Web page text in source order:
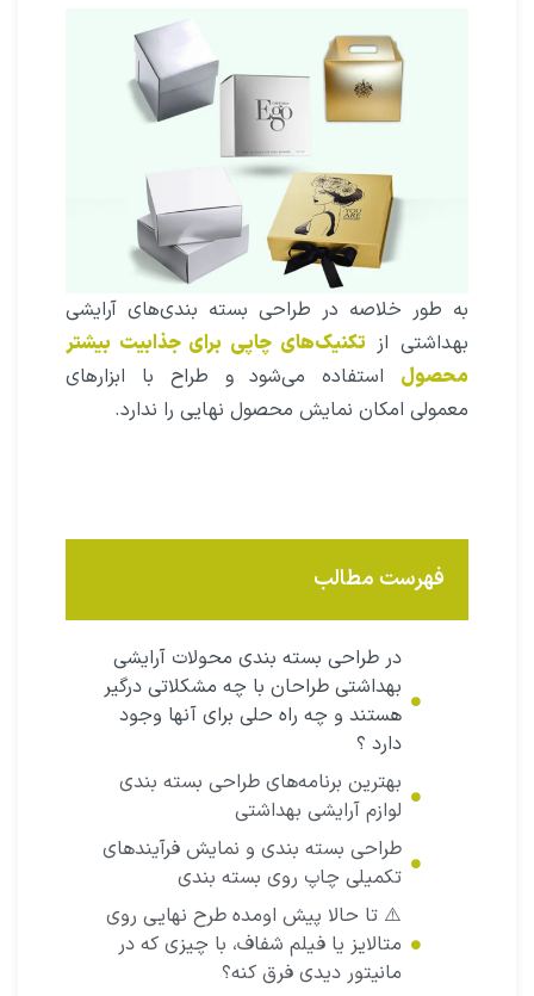
به طور خلاصه در طراحی بسته بندی‌های آرایشی
بهداشتی از تکنیک‌های چاپی برای جذابیت بیشتر
محصول استفاده می‌شود و طراح با ابزارهای
معمولی امکان نمایش محصول نهایی را ندارد.
فهرست مطالب
در طراحی بسته بندی محولات آرایشی
بهداشتی طراحان با چه مشکلاتی درگیر
هستند و چه راه حلی برای آنها وجود
دارد ؟
بهترین برنامه‌های طراحی بسته بندی
لوازم آرایشی بهداشتی
طراحی بسته بندی و نمایش فرآیند‌های
تکمیلی چاپ روی بسته بندی
⚠️ تا حالا پیش اومده طرح نهایی روی
متالایز یا فیلم شفاف، با چیزی که در
مانیتور دیدی فرق کنه؟